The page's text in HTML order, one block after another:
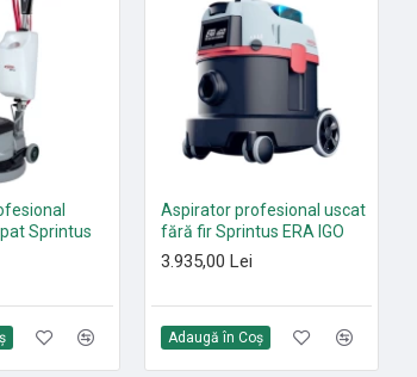
9 L
FLOORY,
HEPA,
TEC
Sprintus
Aspirator profesional uscat
fără fir Sprintus ERA IGO
3.935,00 Lei
Adaugă în Coş